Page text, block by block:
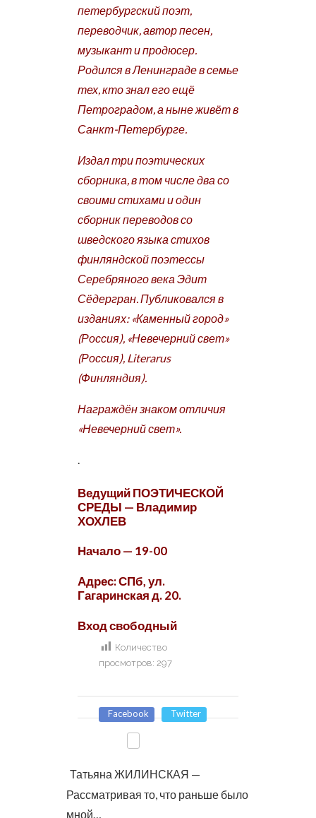
петербургский поэт,
переводчик, автор песен,
музыкант и продюсер.
Родился в Ленинграде в семье
тех, кто знал его ещё
Петроградом, а ныне живёт в
Санкт-Петербурге.
Издал три поэтических
сборника, в том числе два со
своими стихами и один
сборник переводов со
шведского языка стихов
финляндской поэтессы
Серебряного века Эдит
Сёдергран. Публиковался в
изданиях: «Каменный город»
(Россия), «Невечерний свет»
(Россия), Literarus
(Финляндия).
Награждён знаком отличия
«Невечерний свет».
.
Ведущий ПОЭТИЧЕСКОЙ
СРЕДЫ — Владимир
ХОХЛЕВ
Начало — 19-00
Адрес: СПб, ул.
Гагаринская д. 20.
Вход свободный
Количество
просмотров: 297
Facebook Twitter
Татьяна ЖИЛИНСКАЯ —
Рассматривая то, что раньше было
мной…